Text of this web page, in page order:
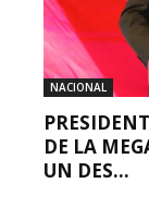
NACIONAL
DE LA
UN DES...